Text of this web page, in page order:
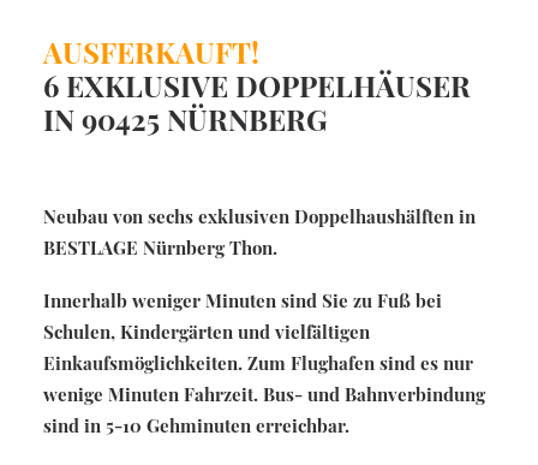
AUSFERKAUFT!
6 EXKLUSIVE DOPPELHÄUSER
IN 90425 NÜRNBERG
Neubau von sechs exklusiven Doppelhaushälften in
BESTLAGE Nürnberg Thon.
Innerhalb weniger Minuten sind Sie zu Fuß bei
Schulen, Kindergärten und vielfältigen
Einkaufsmöglichkeiten. Zum Flughafen sind es nur
wenige Minuten Fahrzeit. Bus- und Bahnverbindung
sind in 5-10 Gehminuten erreichbar.